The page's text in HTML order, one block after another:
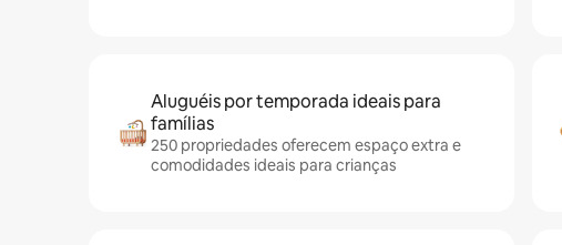
Aluguéis por temporada ideais para
famílias
250 propriedades oferecem espaço extra e
comodidades ideais para crianças